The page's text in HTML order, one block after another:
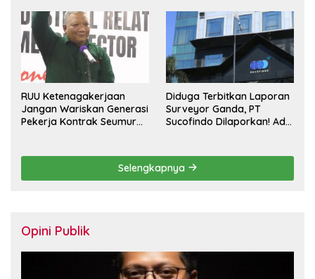
Pesangon
Berbasis KHL
RUU Ketenagakerjaan
Jangan Wariskan Generasi
Pekerja Kontrak Seumur
Diduga Terbitkan Laporan
Surveyor Ganda, PT
Sucofindo Dilaporkan! Ada
Selengkapnya
Opini Publik